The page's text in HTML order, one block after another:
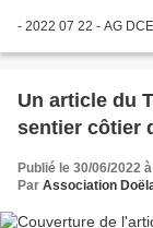
- 2022 07 22 - AG
Un article du
sentier côtier
Publié le 30/06/2022
Par Association